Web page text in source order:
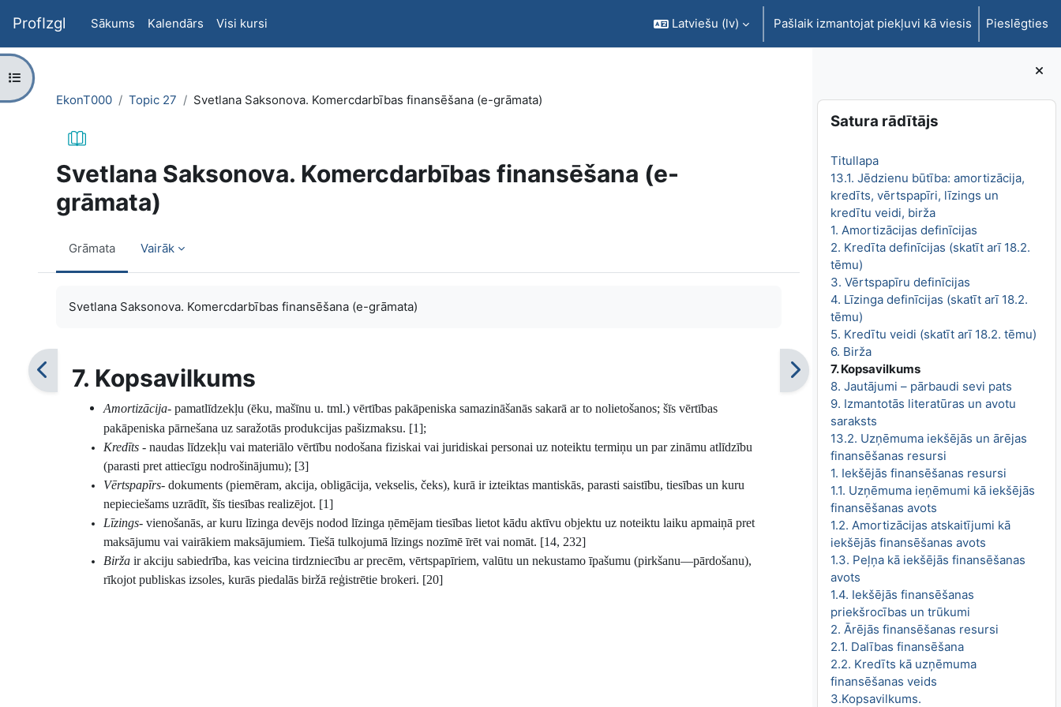
ProfIzgl Sākums Kalendārs Visi kursi Latviešu ‎(lv)‎ Pašlaik izmantojat piekļuvi kā viesis Pieslēgties
Bloki
Izlaist Satura rādītājs
Satura rādītājs
Titullapa
13.1. Jēdzienu būtība: amortizācija,
kredīts, vērtspapīri, līzings un
kredītu veidi, birža
1. Amortizācijas definīcijas
2. Kredīta definīcijas (skatīt arī 18.2.
tēmu)
3. Vērtspapīru definīcijas
4. Līzinga definīcijas (skatīt arī 18.2.
tēmu)
5. Kredītu veidi (skatīt arī 18.2. tēmu)
6. Birža
7. Kopsavilkums
8. Jautājumi – pārbaudi sevi pats
9. Izmantotās literatūras un avotu
saraksts
13.2. Uzņēmuma iekšējās un ārējas
finansēšanas resursi
1. Iekšējās finansēšanas resursi
1.1. Uzņēmuma ieņēmumi kā iekšējās
finansēšanas avots
1.2. Amortizācijas atskaitījumi kā
iekšējās finansēšanas avots
1.3. Peļņa kā iekšējās finansēšanas
avots
1.4. Iekšējās finansēšanas
priekšrocības un trūkumi
2. Ārējās finansēšanas resursi
2.1. Dalības finansēšana
2.2. Kredīts kā uzņēmuma
finansēšanas veids
3.Kopsavilkums.
Atvērt kursu indeksu
EkonT000
Topic 27 Svetlana Saksonova. Komercdarbības finansēšana (e-grāmata)
Svetlana Saksonova. Komercdarbības finansēšana (e-
grāmata)
Grāmata Vairāk
Svetlana Saksonova. Komercdarbības finansēšana (e-grāmata)
7. Kopsavilkums
Amortizācija- pamatlīdzekļu (ēku, mašīnu u. tml.) vērtības pakāpeniska samazināšanās sakarā ar to nolietošanos; šīs vērtības
pakāpeniska pārnešana uz saražotās produkcijas pašizmaksu. [1];
Kredīts - naudas līdzekļu vai materiālo vērtību nodošana fiziskai vai juridiskai personai uz noteiktu termiņu un par zināmu atlīdzību
(parasti pret attiecīgu nodrošinājumu); [3]
Vērtspapīrs- dokuments (piemēram, akcija, obligācija, vekselis, čeks), kurā ir izteiktas mantiskās, parasti saistību, tiesības un kuru
nepieciešams uzrādīt, šīs tiesības realizējot. [1]
Līzings- vienošanās, ar kuru līzinga devējs nodod līzinga ņēmējam tiesības lietot kādu aktīvu objektu uz noteiktu laiku apmaiņā pret
maksājumu vai vairākiem maksājumiem. Tiešā tulkojumā līzings nozīmē īrēt vai nomāt. [14, 232]
Birža ir akciju sabiedrība, kas veicina tirdzniecību ar precēm, vērtspapīriem, valūtu un nekustamo īpašumu (pirkšanu—pārdošanu),
rīkojot publiskas izsoles, kurās piedalās biržā reģistrētie brokeri. [20]